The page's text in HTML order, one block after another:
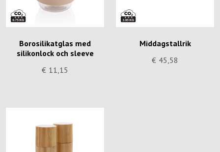
Borosilikatglas med
silikonlock och sleeve
€ 11,15
Middagstallrik
€ 45,58